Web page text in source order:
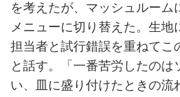
を考えたが、マッシュルーム
メニューに切り替えた。生地
担当者と試行錯誤を重ねてこ
と話す。「一番苦労したのは
い、皿に盛り付けたときの流